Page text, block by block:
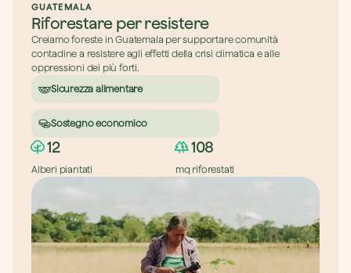
GUATEMALA
Riforestare per resistere
Creiamo foreste in Guatemala per supportare comunità
contadine a resistere agli effetti della crisi climatica e alle
oppressioni dei più forti.
Sicurezza alimentare
Sostegno economico
12
Alberi piantati
108
mq riforestati